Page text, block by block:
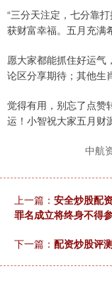
“三分天注定，七分靠
获财富幸福。五月充满
愿大家都能抓住好运气
论区分享期待；其他生
觉得有用，别忘了点赞
运！小智祝大家五月财
中航
上一篇： 安全炒股配
罪名成立将终身不得
下一篇： 配资炒股评